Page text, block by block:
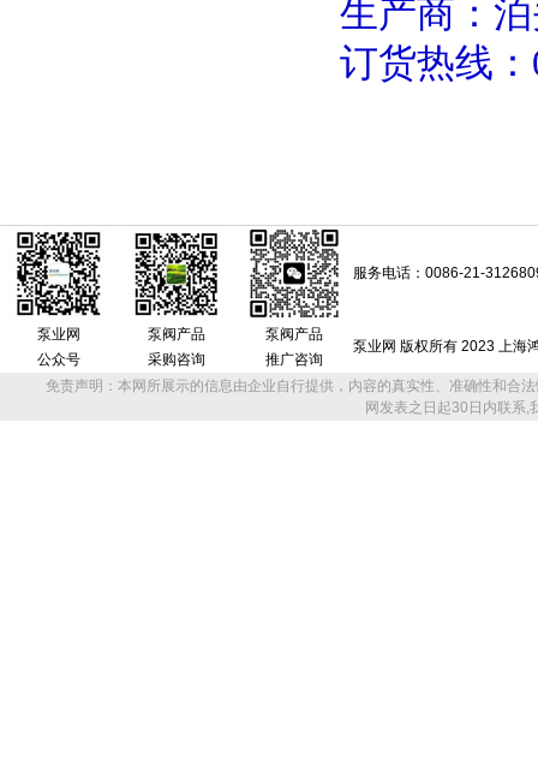
生产商：
订货热线：
服务电话：0086-21-
泵业网
公众号
泵阀产品
采购咨询
泵阀产品
推广咨询
泵业网 版权所有 2023 上海
免责声明：本网所展示的信息由企业自行提供，内容的真实性、准确性和合
网发表之日起30日内联系,